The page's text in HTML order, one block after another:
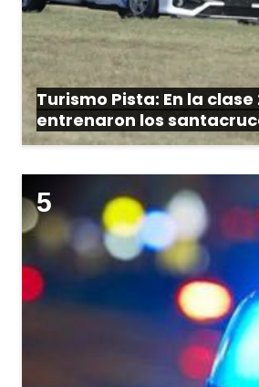
Turismo Pista: En la clase
entrenaron los